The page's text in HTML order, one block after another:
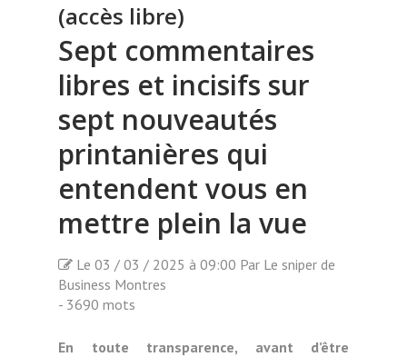
(accès libre)
Sept commentaires
libres et incisifs sur
sept nouveautés
printanières qui
entendent vous en
mettre plein la vue
Le 03 / 03 / 2025 à 09:00 Par Le sniper de
Business Montres
- 3690 mots
En toute transparence, avant d’être